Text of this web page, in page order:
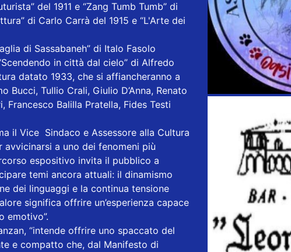
del 1911 e “Zang Tumb Tumb” di
di Carlo Carrà del 1915 e “L'Arte dei
di Sassabaneh” di Italo Fasolo
in città dal cielo” di Alfredo
datato 1933, che si affiancheranno a
Bucci, Tullio Crali, Giulio D’Anna, Renato
Francesco Balilla Pratella, Fides Testi
il Vice Sindaco e Assessore alla Cultura
avvicinarsi a uno dei fenomeni più
espositivo invita il pubblico a
temi ancora attuali: il dinamismo
dei linguaggi e la continua tensione
significa offrire un’esperienza capace
emotivo”.
“intende offrire uno spaccato del
e compatto che, dal Manifesto di